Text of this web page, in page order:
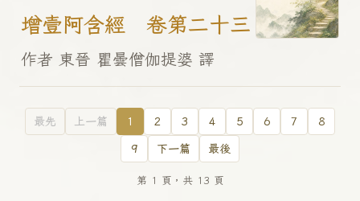
增壹阿含經 卷第二十三
作者 東晉 瞿曇僧伽提婆 譯
最先 上一篇 1 2 3 4 5 6 7
8
9
下一篇 最後
第 1 頁，共 13 頁